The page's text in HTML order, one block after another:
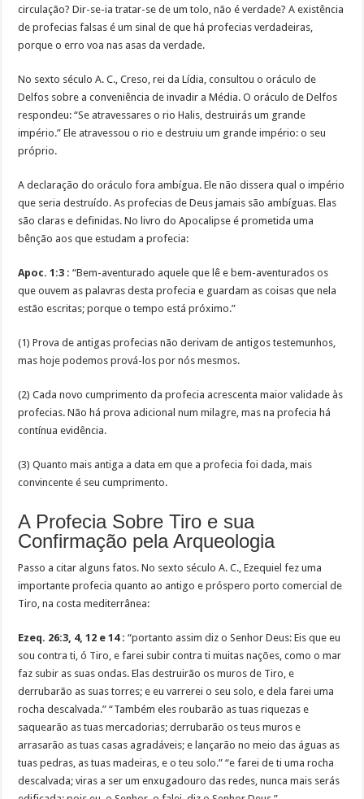
circulação? Dir-se-ia tratar-se de um tolo, não é verdade? A existência
de profecias falsas é um sinal de que há profecias verdadeiras,
porque o erro voa nas asas da verdade.
No sexto século A. C., Creso, rei da Lídia, consultou o oráculo de
Delfos sobre a conveniência de invadir a Média. O oráculo de Delfos
respondeu: “Se atravessares o rio Halis, destruirás um grande
império.” Ele atravessou o rio e destruiu um grande império: o seu
próprio.
A declaração do oráculo fora ambígua. Ele não dissera qual o império
que seria destruído. As profecias de Deus jamais são ambíguas. Elas
são claras e definidas. No livro do Apocalipse é prometida uma
bênção aos que estudam a profecia:
Apoc. 1:3 : “Bem-aventurado aquele que lê e bem-aventurados os
que ouvem as palavras desta profecia e guardam as coisas que nela
estão escritas; porque o tempo está próximo.”
(1) Prova de antigas profecias não derivam de antigos testemunhos,
mas hoje podemos prová-los por nós mesmos.
(2) Cada novo cumprimento da profecia acrescenta maior validade às
profecias. Não há prova adicional num milagre, mas na profecia há
contínua evidência.
(3) Quanto mais antiga a data em que a profecia foi dada, mais
convincente é seu cumprimento.
A Profecia Sobre Tiro e sua
Confirmação pela Arqueologia
Passo a citar alguns fatos. No sexto século A. C., Ezequiel fez uma
importante profecia quanto ao antigo e próspero porto comercial de
Tiro, na costa mediterrânea:
Ezeq. 26:3, 4, 12 e 14 : “portanto assim diz o Senhor Deus: Eis que eu
sou contra ti, ó Tiro, e farei subir contra ti muitas nações, como o mar
faz subir as suas ondas. Elas destruirão os muros de Tiro, e
derrubarão as suas torres; e eu varrerei o seu solo, e dela farei uma
rocha descalvada.” “Também eles roubarão as tuas riquezas e
saquearão as tuas mercadorias; derrubarão os teus muros e
arrasarão as tuas casas agradáveis; e lançarão no meio das águas as
tuas pedras, as tuas madeiras, e o teu solo.” “e farei de ti uma rocha
descalvada; viras a ser um enxugadouro das redes, nunca mais serás